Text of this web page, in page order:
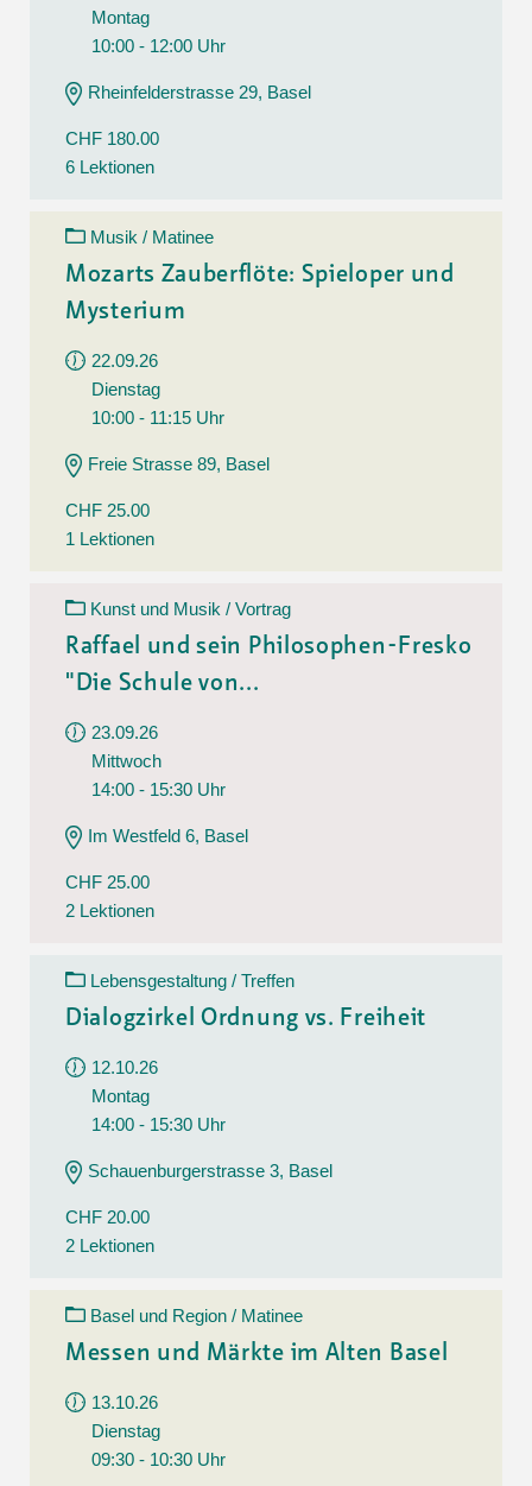
Montag
10:00 - 12:00 Uhr
Rheinfelderstrasse 29, Basel
CHF 180.00
6 Lektionen
Musik / Matinee
Mozarts Zauberflöte: Spieloper und
Mysterium
22.09.26
Dienstag
10:00 - 11:15 Uhr
Freie Strasse 89, Basel
CHF 25.00
1 Lektionen
Kunst und Musik / Vortrag
Raffael und sein Philosophen-Fresko
"Die Schule von...
23.09.26
Mittwoch
14:00 - 15:30 Uhr
Im Westfeld 6, Basel
CHF 25.00
2 Lektionen
Lebensgestaltung / Treffen
Dialogzirkel Ordnung vs. Freiheit
12.10.26
Montag
14:00 - 15:30 Uhr
Schauenburgerstrasse 3, Basel
CHF 20.00
2 Lektionen
Basel und Region / Matinee
Messen und Märkte im Alten Basel
13.10.26
Dienstag
09:30 - 10:30 Uhr